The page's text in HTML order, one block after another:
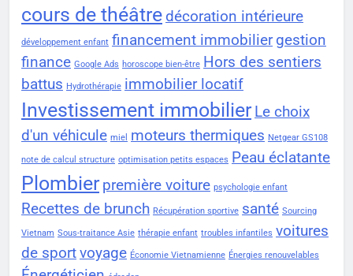
cours de théâtre décoration intérieure
développement enfant financement immobilier gestion
finance Google Ads horoscope bien-être Hors des sentiers
battus Hydrothérapie immobilier locatif
Investissement immobilier Le choix
d'un véhicule miel moteurs thermiques Netgear GS108
note de calcul structure optimisation petits espaces Peau éclatante
Plombier première voiture psychologie enfant
Recettes de brunch Récupération sportive santé Sourcing
Vietnam Sous-traitance Asie thérapie enfant troubles infantiles voitures
de sportvoyage Économie Vietnamienne Énergies renouvelables